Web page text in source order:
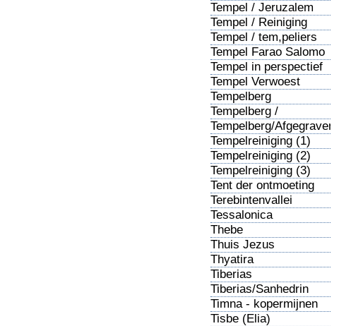
Tempel / Jeruzalem
Tempel / Reiniging
Tempel / tem,peliers
Tempel Farao Salomo
Tempel in perspectief
Tempel Verwoest
Tempelberg
Tempelberg /
Overzicht
Tempelberg/Afgegraven
Tempelreiniging (1)
Tempelreiniging (2)
Tempelreiniging (3)
Tent der ontmoeting
Terebintenvallei
Tessalonica
Thebe
Thuis Jezus
Thyatira
Tiberias
Tiberias/Sanhedrin
Timna - kopermijnen
Salomo
Tisbe (Elia)